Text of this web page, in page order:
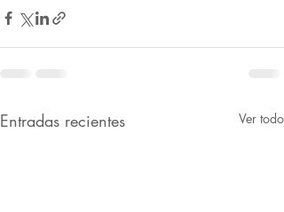
Entradas recientes Ver todo